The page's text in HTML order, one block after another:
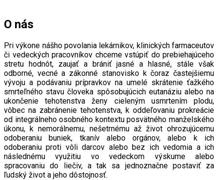
O nás
Pri výkone nášho povolania lekárnikov, klinických farmaceutov
či vedeckých pracovníkov chceme vstúpiť do prebiehajúceho
stretu hodnôt, zaujať a brániť jasné a hlasné, stále však
odborné, vecné a zákonné stanovisko k čoraz častejšiemu
vývoju a podávaniu prípravkov na umelé skrátenie ťažkého
smrteľného stavu človeka spôsobujúcich eutanáziu alebo na
ukončenie tehotenstva ženy cieleným usmrtením plodu,
vôbec na zabránenie tehotenstva, k oddeľovaniu prokreácie
od integrálneho osobného kontextu posvätného manželského
úkonu, k nemorálnemu, nešetrnému až život ohrozujúcemu
odoberaniu buniek, tkanív alebo orgánov, alebo k ich
odoberaniu proti vôli darcov alebo bez ich vedomia a ich
následnému využitiu vo vedeckom výskume alebo
spracovaniu do liečiv, a tak sa jednoznačne postaviť za
ľudský život a jeho dôstojnosť.